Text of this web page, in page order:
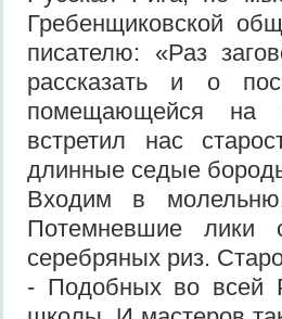
Гребенщиковской
писателю: «Раз
рассказать и о
помещающейся на
встретил нас
длинные седые
Входим в
Потемневшие лики
серебряных риз.
- Подобных во всей